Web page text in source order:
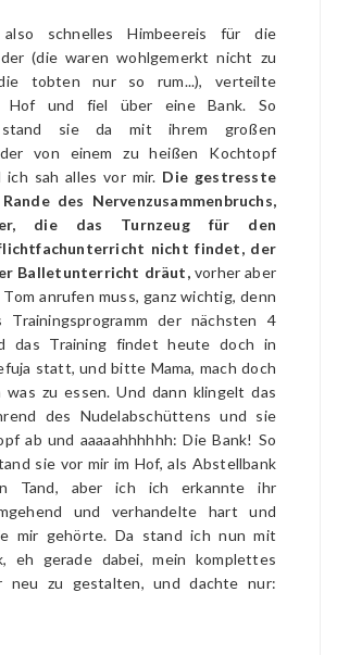
schnelles Himbeereis für die
(die waren wohlgemerkt nicht zu
tobten nur so rum...), verteilte
Hof und fiel über eine Bank. So
stand sie da mit ihrem großen
der von einem zu heißen Kochtopf
ich sah alles vor mir. Die gestresste
des Nervenzusammenbruchs,
die das Turnzeug für den
nicht findet, der
Balletunterricht dräut,vorher aber
anrufen muss, ganz wichtig, denn
der nächsten 4
das Training findet heute doch in
statt, und bitte Mama, mach doch
was zu essen. Und dann klingelt das
des Nudelabschüttens und sie
ab und aaaaahhhhhh: Die Bank! So
sie vor mir im Hof, als Abstellbank
Tand, aber ich ich erkannte ihr
und verhandelte hart und
mir gehörte. Da stand ich nun mit
eh gerade dabei, mein komplettes
neu zu gestalten, und dachte nur: